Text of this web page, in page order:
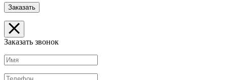
Заказать звонок